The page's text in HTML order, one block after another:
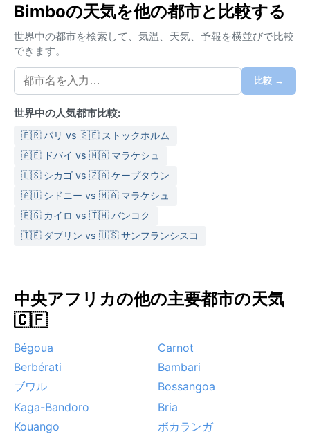
Bimboの天気を他の都市と比較する
世界中の都市を検索して、気温、天気、予報を横並びで比較
できます。
比較 →
世界中の人気都市比較:
🇫🇷 パリ vs 🇸🇪 ストックホルム
🇦🇪 ドバイ vs 🇲🇦 マラケシュ
🇺🇸 シカゴ vs 🇿🇦 ケープタウン
🇦🇺 シドニー vs 🇲🇦 マラケシュ
🇪🇬 カイロ vs 🇹🇭 バンコク
🇮🇪 ダブリン vs 🇺🇸 サンフランシスコ
中央アフリカの他の主要都市の天気
🇨🇫
Bégoua
Carnot
Berbérati
Bambari
ブワル
Bossangoa
Kaga-Bandoro
Bria
Kouango
ボカランガ